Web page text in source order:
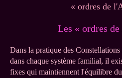
« ordres de
Les « ordres
Dans la pratique des
dans chaque système familial, il
fixes qui maintiennent l'équilibre du